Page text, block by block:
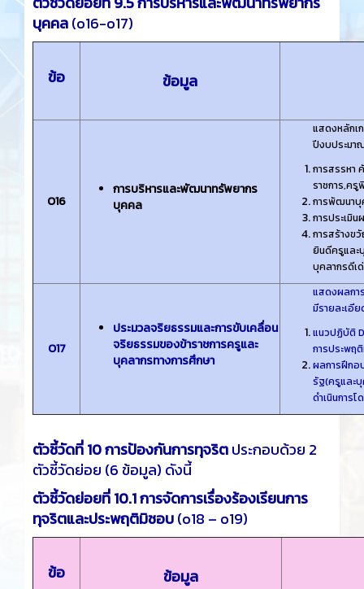
บุคคล(o16-o17)
ข้อ ข้อมูล
O16
การบริหารและพัฒนาทรัพยากร
บุคคล
แสดงหลักเ
ปีงบประม
การสรรหา
ราชการ,ครู
การพัฒนาบุ
การประเมิ
การสร้างข
ยินดีครูและ
บุคลากรดีเ
O17
ประมวลจริยธรรมและการขับเคลื่อน
จริยธรรมของข้าราชการครูและ
บุคลากรทางการศึกษา
แสดงผลกา
มีรายละเอี
แนวปฏิบัติ
การประพฤ
ผลการฝึกอ
รัฐ(ครูและ
ดําเนินการ
ตัวชี้วัดที่ 10 การป้องกันการทุจริตประกอบด้วย 2
ตัวชี้วัดย่อย (6 ข้อมูล) ดังนี้
ตัวชี้วัดย่อยที่ 10.1 การจัดการเรื่องร้องเรียนการ
ทุจริตและประพฤติมิชอบ(o18 – o19)
ข้อ ข้อมูล